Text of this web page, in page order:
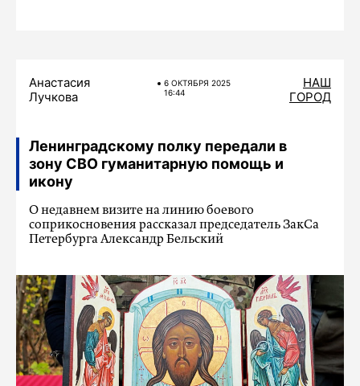
Анастасия
Лучкова
6 ОКТЯБРЯ 2025
16:44
НАШ
ГОРОД
Ленинградскому полку передали в
зону СВО гуманитарную помощь и
икону
О недавнем визите на линию боевого
соприкосновения рассказал председатель ЗакСа
Петербурга Александр Бельский